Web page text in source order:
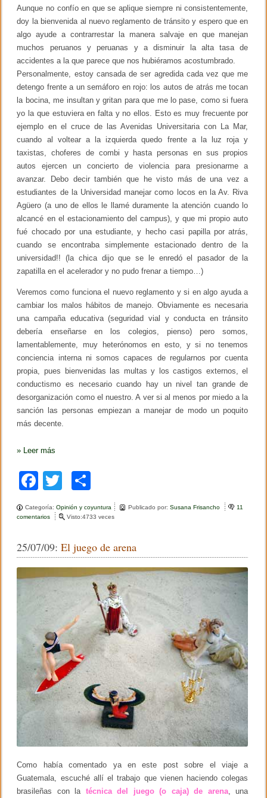
Aunque no confío en que se aplique siempre ni consistentemente,
doy la bienvenida al nuevo reglamento de tránsito y espero que en
algo ayude a contrarrestar la manera salvaje en que manejan
muchos peruanos y peruanas y a disminuir la alta tasa de
accidentes a la que parece que nos hubiéramos acostumbrado.
Personalmente, estoy cansada de ser agredida cada vez que me
detengo frente a un semáforo en rojo: los autos de atrás me tocan
la bocina, me insultan y gritan para que me lo pase, como si fuera
yo la que estuviera en falta y no ellos. Esto es muy frecuente por
ejemplo en el cruce de las Avenidas Universitaria con La Mar,
cuando al voltear a la izquierda quedo frente a la luz roja y
taxistas, choferes de combi y hasta personas en sus propios
autos ejercen un concierto de violencia para presionarme a
avanzar. Debo decir también que he visto más de una vez a
estudiantes de la Universidad manejar como locos en la Av. Riva
Agüero (a uno de ellos le llamé duramente la atención cuando lo
alcancé en el estacionamiento del campus), y que mi propio auto
fué chocado por una estudiante, y hecho casi papilla por atrás,
cuando se encontraba simplemente estacionado dentro de la
universidad!! (la chica dijo que se le enredó el pasador de la
zapatilla en el acelerador y no pudo frenar a tiempo…)
Veremos como funciona el nuevo reglamento y si en algo ayuda a
cambiar los malos hábitos de manejo. Obviamente es necesaria
una campaña educativa (seguridad vial y conducta en tránsito
debería enseñarse en los colegios, pienso) pero somos,
lamentablemente, muy heterónomos en esto, y si no tenemos
conciencia interna ni somos capaces de regularnos por cuenta
propia, pues bienvenidas las multas y los castigos externos, el
conductismo es necesario cuando hay un nivel tan grande de
desorganización como el nuestro. A ver si al menos por miedo a la
sanción las personas empiezan a manejar de modo un poquito
más decente.
» Leer más
F
a
c
b
o
k
wi
tt
m
ar
tir
Categoría:Opinión y coyuntura Publicado por:Susana Frisancho
11
comentarios
o
t
a
s
m
á
s
r
p
r
o
Visto:4733 veces
25/07/09:El juego de arena
Como había comentado ya en este post sobre el viaje a
Guatemala, escuché allí el trabajo que vienen haciendo colegas
brasileñas con la técnica del juego (o caja) de arena, una